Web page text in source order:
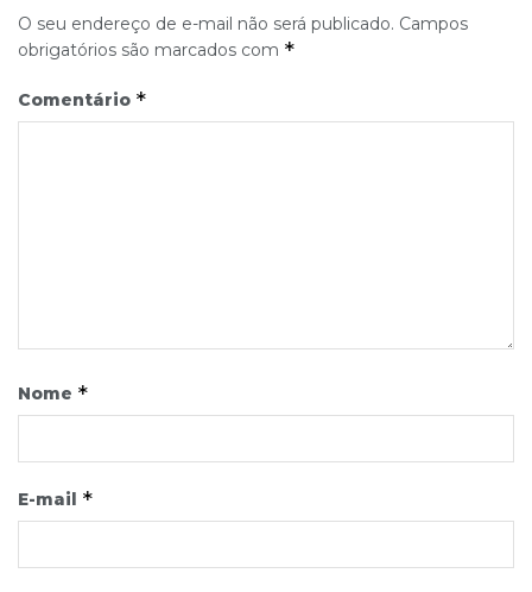
O seu endereço de e-mail não será publicado. Campos
obrigatórios são marcados com *
Comentário *
Nome *
E-mail *